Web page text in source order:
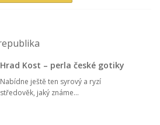
Hrad Kost – perla české gotiky
Nabídne ještě ten syrový a ryzí
středověk, jaký známe...